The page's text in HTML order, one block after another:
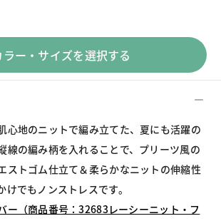
ラー・サイズを選択する
心地のニットで編み立てた、夏にも活躍の
線の編み柄を入れることで、プリーツ風の
ストゴム仕立て＆柔らかなニットの伸縮性
ー（商品番号：32683レーシーニット・フ